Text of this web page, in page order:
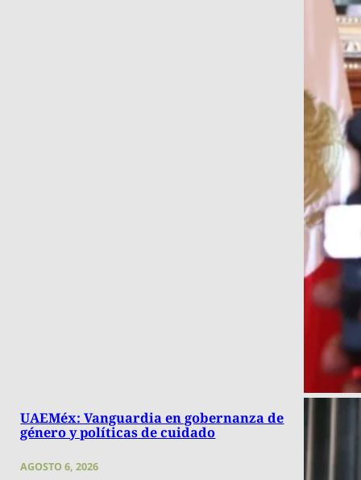
UAEMéx: Vanguardia en gobernanza de
género y políticas de cuidado
AGOSTO 6, 2026